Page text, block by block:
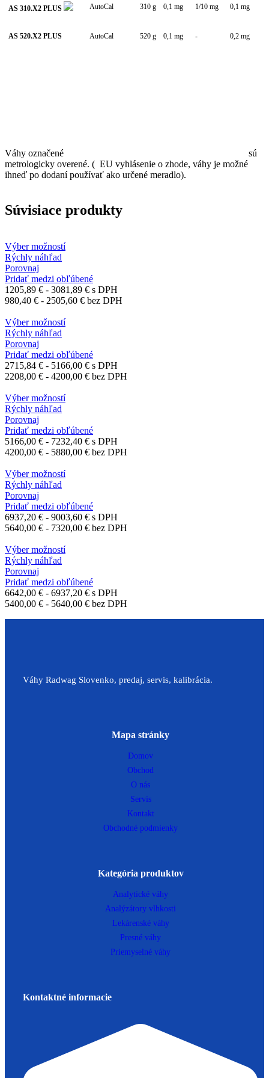
AS 310.X2 PLUS AutoCal 310 g 0,1 mg 1/10 mg 0,1 mg
AS 520.X2 PLUS AutoCal 520 g 0,1 mg - 0,2 mg
Váhy označené
sú
metrologicky overené. ( EU vyhlásenie o zhode, váhy je možné
ihneď po dodaní používať ako určené meradlo).
Súvisiace produkty
Výber možností
Rýchly náhľad
Porovnaj
Pridať medzi obľúbené
1205,89 € - 3081,89 € s DPH
980,40 € - 2505,60 € bez DPH
Výber možností
Rýchly náhľad
Porovnaj
Pridať medzi obľúbené
2715,84 € - 5166,00 € s DPH
2208,00 € - 4200,00 € bez DPH
Výber možností
Rýchly náhľad
Porovnaj
Pridať medzi obľúbené
5166,00 € - 7232,40 € s DPH
4200,00 € - 5880,00 € bez DPH
Výber možností
Rýchly náhľad
Porovnaj
Pridať medzi obľúbené
6937,20 € - 9003,60 € s DPH
5640,00 € - 7320,00 € bez DPH
Výber možností
Rýchly náhľad
Porovnaj
Pridať medzi obľúbené
6642,00 € - 6937,20 € s DPH
5400,00 € - 5640,00 € bez DPH
Váhy Radwag Slovenko, predaj, servis, kalibrácia.
Mapa stránky
Domov
Obchod
O nás
Servis
Kontakt
Obchodné podmienky
Kategória produktov
Analytické váhy
Analýzátory vlhkosti
Lekárenské váhy
Presné váhy
Priemyselné váhy
Kontaktné informacie